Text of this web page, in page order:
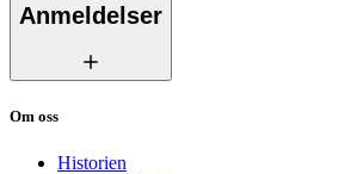
Anmeldelser
Om oss
Historien